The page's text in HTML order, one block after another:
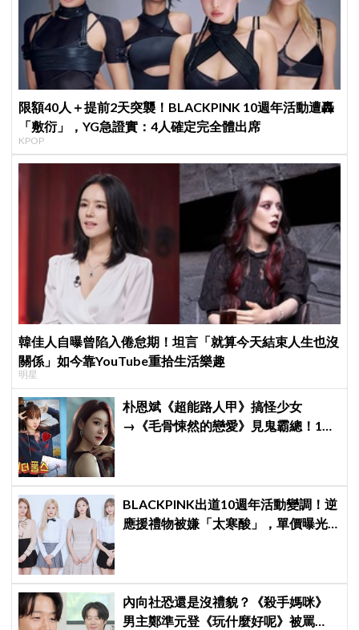
限額40人＋提前2天突襲！BLACKPINK 10週年活動遭轟
「敷衍」，YG急證實：4人確定完全體出席
KPOP
韓佳人自曝曾陷入倦怠期！坦言「就算今天結束人生也沒
關係」如今靠YouTube重拾生活樂趣
明星
朴恩斌《超能路人甲》搞怪少女
→《毛骨悚然的戀愛》見鬼霸總！180
BLACKPINK出道10週年活動變調！逆
應援禮物被嫌「太寒酸」，單價曝光
內向社恐還是沒禮貌？《殺手媽咪》
男主鄭準元登《玩什麼好呢》被罵